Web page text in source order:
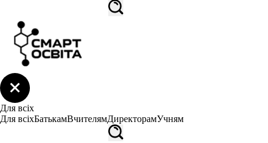
Для всіх
Для всіхБатькамВчителямДиректорамУчням